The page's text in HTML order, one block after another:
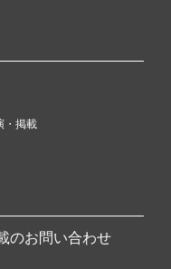
・掲載
のお問い合わせ